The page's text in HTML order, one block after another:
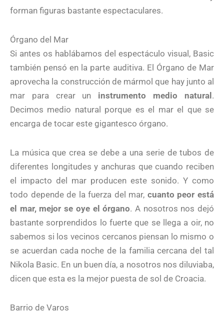
forman figuras bastante espectaculares.
Órgano del Mar
Si antes os hablábamos del espectáculo visual, Basic
también pensó en la parte auditiva. El Órgano de Mar
aprovecha la construcción de mármol que hay junto al
mar para crear un instrumento medio natural .
Decimos medio natural porque es el mar el que se
encarga de tocar este gigantesco órgano.
La música que crea se debe a una serie de tubos de
diferentes longitudes y anchuras que cuando reciben
el impacto del mar producen este sonido. Y como
todo depende de la fuerza del mar, cuanto peor está
el mar, mejor se oye el órgano. A nosotros nos dejó
bastante sorprendidos lo fuerte que se llega a oir, no
sabemos si los vecinos cercanos piensan lo mismo o
se acuerdan cada noche de la familia cercana del tal
Nikola Basic. En un buen día, a nosotros nos diluviaba,
dicen que esta es la mejor puesta de sol de Croacia.
Barrio de Varos